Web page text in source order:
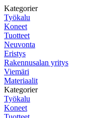
Kategorier
Työkalu
Koneet
Tuotteet
Neuvonta
Eristys
Rakennusalan yritys
Viemäri
Materiaalit
Kategorier
Työkalu
Koneet